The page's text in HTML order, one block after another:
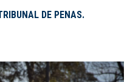
DE PENAS.